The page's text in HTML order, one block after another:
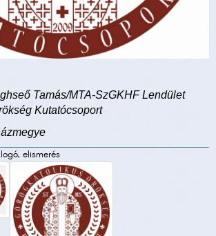
Tamás/MTA-SzGKHF Lendület
Kutatócsoport
elismerés